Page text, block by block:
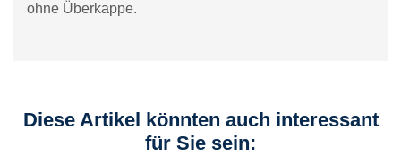
ohne Überkappe.
Diese Artikel könnten auch interessant
für Sie sein: